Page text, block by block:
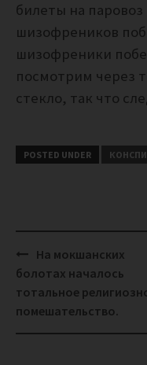
билеты на
шизофреников
шизофреники
посмотрим через
стекло, так что
POSTED UNDER
Post
navigation
На мокшанских
болотах началось
тотальное
помешательство.